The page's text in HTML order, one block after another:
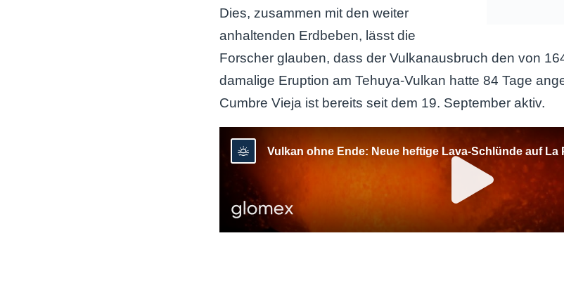
Dies, zusammen mit den weiter
anhaltenden Erdbeben, lässt die
Forscher glauben, dass der Vulkanausbruch den von
damalige Eruption am Tehuya-Vulkan hatte 84 Tage
Cumbre Vieja ist bereits seit dem 19. September aktiv.